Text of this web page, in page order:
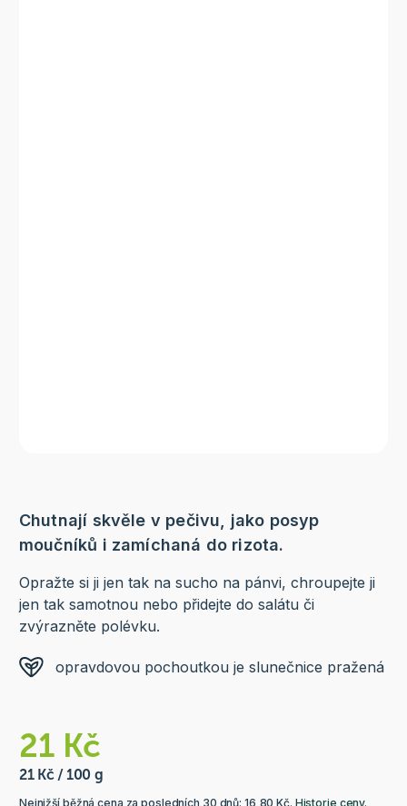
Chutnají skvěle v pečivu, jako posyp
moučníků i zamíchaná do rizota.
Opražte si ji jen tak na sucho na pánvi, chroupejte ji
jen tak samotnou nebo přidejte do salátu či
zvýrazněte polévku.
opravdovou pochoutkou je slunečnice pražená
21 Kč
21 Kč / 100 g
Nejnižší běžná cena za posledních 30 dnů: 16,80 Kč. Historie ceny.